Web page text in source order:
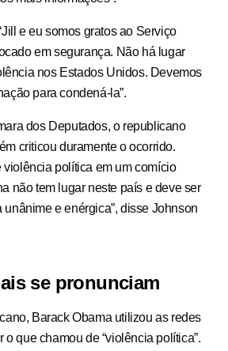
e eu somos gratos ao Serviço
em segurança. Não há lugar
nos Estados Unidos. Devemos
para condená-la”.
dos Deputados, o republicano
criticou duramente o ocorrido.
violência política em um comício
não tem lugar neste país e deve ser
e enérgica”, disse Johnson
se pronunciam
Barack Obama utilizou as redes
que chamou de “violência política”.